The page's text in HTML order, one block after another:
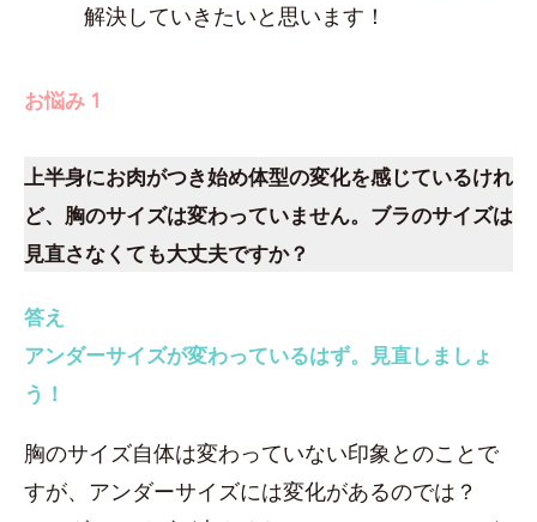
解決していきたいと思います！
お悩み 1
上半身にお肉がつき始め体型の変化を感じているけれ
ど、胸のサイズは変わっていません。ブラのサイズは
見直さなくても大丈夫ですか？
答え
アンダーサイズが変わっているはず。見直しましょ
う！
胸のサイズ自体は変わっていない印象とのことで
すが、アンダーサイズには変化があるのでは？